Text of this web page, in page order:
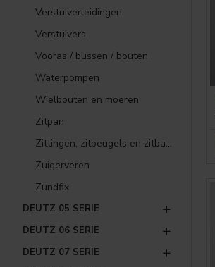
Verstuiverleidingen
Verstuivers
Vooras / bussen / bouten
Waterpompen
Wielbouten en moeren
Zitpan
Zittingen, zitbeugels en zitbanken
Zuigerveren
Zundfix
DEUTZ 05 SERIE
DEUTZ 06 SERIE
DEUTZ 07 SERIE